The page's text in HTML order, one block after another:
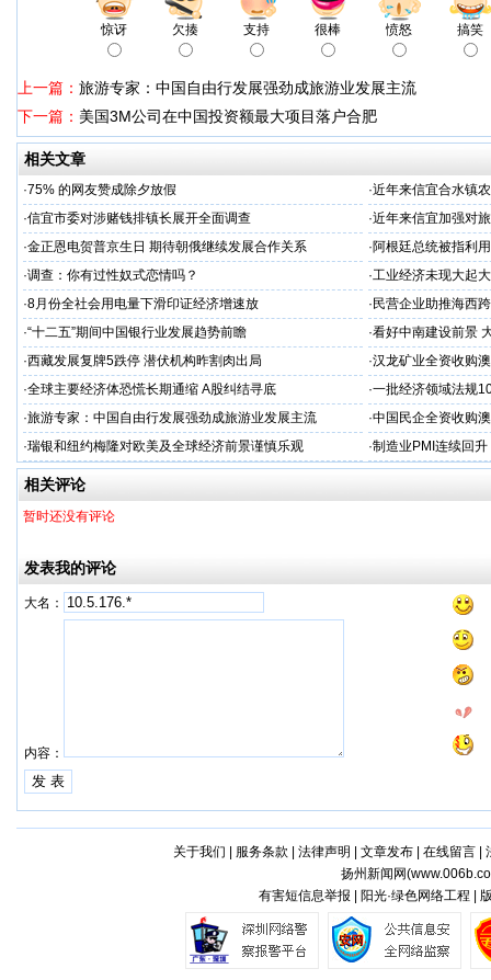
惊讶 欠揍 支持 很棒 愤怒 搞笑
上一篇： 旅游专家：中国自由行发展强劲成旅游业发展主流
下一篇： 美国3M公司在中国投资额最大项目落户合肥
相关文章
·75% 的网友赞成除夕放假 ·近年来信宜合水镇
·信宜市委对涉赌钱排镇长展开全面调查 ·近年来信宜加强对
·金正恩电贺普京生日 期待朝俄继续发展合作关系 ·阿根廷总统被指利
·调查：你有过性奴式恋情吗？ ·工业经济未现大起
·8月份全社会用电量下滑印证经济增速放 · 民营企业助推海西
·“十二五”期间中国银行业发展趋势前瞻 ·看好中南建设前景
·西藏发展复牌5跌停 潜伏机构昨割肉出局 ·汉龙矿业全资收购
·全球主要经济体恐慌长期通缩 A股纠结寻底 ·一批经济领域法规
·旅游专家：中国自由行发展强劲成旅游业发展主流 ·中国民企全资收购
·瑞银和纽约梅隆对欧美及全球经济前景谨慎乐观 ·制造业PMI连续回
相关评论
暂时还没有评论
发表我的评论
大名：
内容：
关于我们 服务条款 法律声明 文章发布| 在线留言|
扬州新闻网(
有害短信息举报 | 阳光·绿色网络工程 |